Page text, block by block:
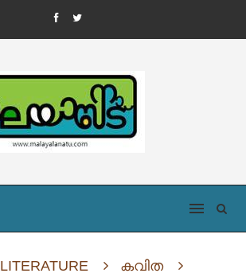
LITERATURE
കവിത